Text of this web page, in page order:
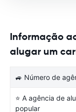
Informação
alugar um
🚙 Número de
⭐ A agência de
popular